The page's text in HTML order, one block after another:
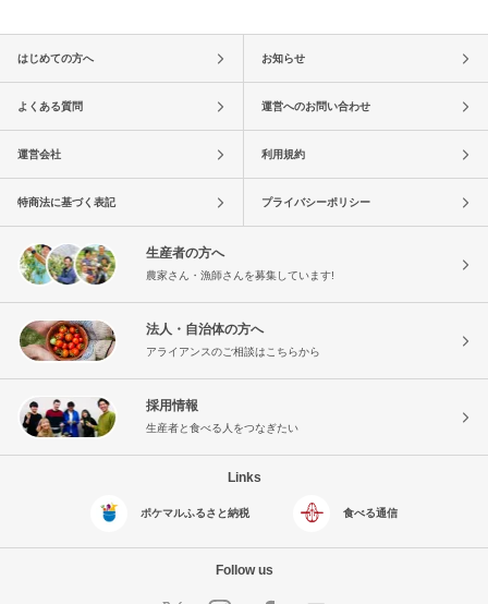
はじめての方へ お知らせ
よくある質問 運営へのお問い合わせ
運営会社 利用規約
特商法に基づく表記 プライバシーポリシー
生産者の方へ
農家さん・漁師さんを募集しています!
法人・自治体の方へ
アライアンスのご相談はこちらから
採用情報
生産者と食べる人をつなぎたい
Links
ポケマルふるさと納税 食べる通信
Follow us